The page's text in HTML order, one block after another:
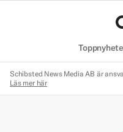
Schibsted News Media AB är
Läs mer här